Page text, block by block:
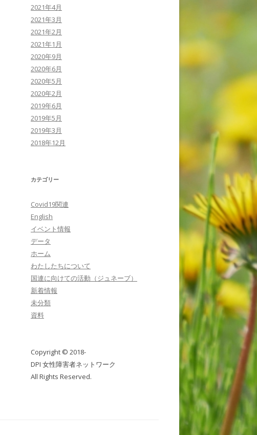
2021年4月
2021年3月
2021年2月
2021年1月
2020年9月
2020年6月
2020年5月
2020年2月
2019年6月
2019年5月
2019年3月
2018年12月
カテゴリー
Covid19関連
English
イベント情報
データ
ホーム
わたしたちについて
国連に向けての活動（ジュネーブ）
新着情報
未分類
資料
Copyright © 2018-
DPI 女性障害者ネットワーク
All Rights Reserved.